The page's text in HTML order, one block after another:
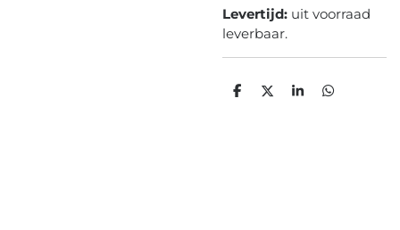
Levertijd: uit voorraad
leverbaar.
D
D
S
D